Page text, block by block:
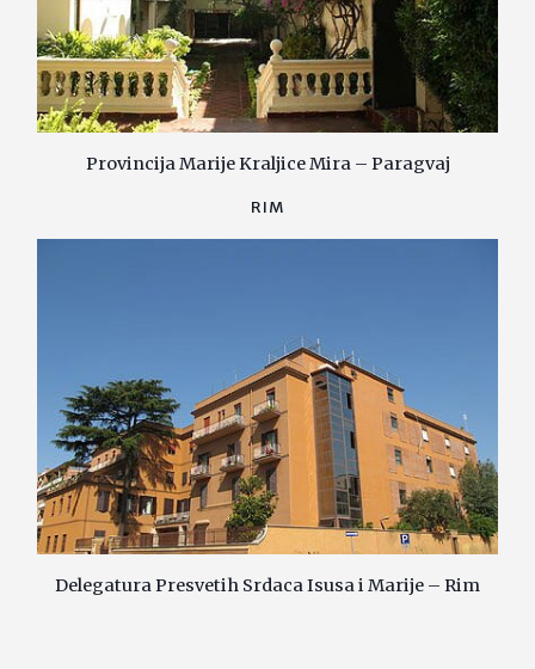
Provincija Marije Kraljice Mira – Paragvaj
RIM
Delegatura Presvetih Srdaca Isusa i Marije – Rim